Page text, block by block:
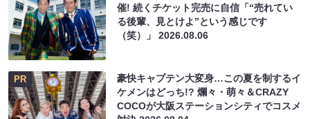
催! 続くチケット完売に自信「“売れてい
る後輩、見とけよ”という感じです
（笑）」2026.08.06
PR
豪快キャプテン大変身…この夏を制するイ
ケメンはどっち!? 爛々・萌々＆CRAZY
COCOが大阪ステーションシティでコスメ